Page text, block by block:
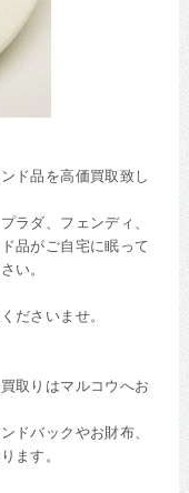
ド品を高価買取致し
ラダ、フェンディ、
品がご自宅に眠って
い。
ださいませ。
取りはマルコウへお
ドバックやお財布、
ます。